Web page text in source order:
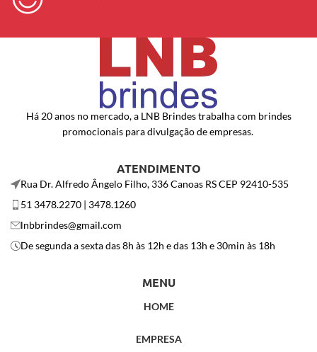
Há 20 anos no mercado, a LNB Brindes trabalha com brindes
promocionais para divulgação de empresas.
ATENDIMENTO
Rua Dr. Alfredo Ângelo Filho, 336 Canoas RS CEP 92410-535
51 3478.2270 | 3478.1260
lnbbrindes@gmail.com
De segunda a sexta das 8h às 12h e das 13h e 30min às 18h
MENU
HOME
EMPRESA